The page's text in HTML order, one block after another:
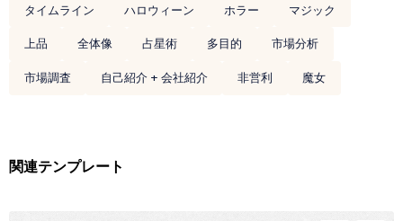
タイムライン
ハロウィーン ホラー
マジック
上品
全体像 占星術 多目的
市場分析
市場調査
自己紹介 + 会社紹介 非営利 魔女
関連テンプレート